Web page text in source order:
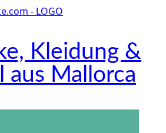
Kleidung &
aus Mallorca